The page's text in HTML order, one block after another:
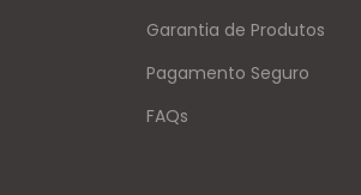
Garantia de Produtos
Pagamento Seguro
FAQs